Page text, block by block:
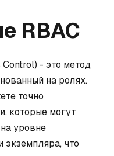
RBAC
- это метод
на ролях.
точно
которые могут
уровне
экземпляра, что